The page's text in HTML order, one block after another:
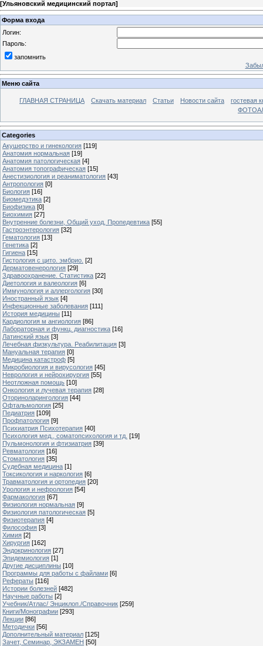
[Ульяновский медицинский портал]
Форма входа
Логин:
Пароль:
запомнить
Меню сайта
ГЛАВНАЯ СТРАНИЦА Скачать материал Статьи Новости сайта
гостевая
Categories
Акушерство и гинекология [119]
Анатомия нормальная [19]
Анатомия патологическая [4]
Анатомия топографическая [15]
Анестизиология и реаниматология [43]
Антропология [0]
Биология [16]
Биомедэтика [2]
Биофизика [0]
Биохимия [27]
Внутренние болезни, Общий уход, Пропедевтика [55]
Гастроэнтерология [32]
Гематология [13]
Генетика [2]
Гигиена [15]
Гистология с цито. эмбрио. [2]
Дерматовенерология [29]
Здравоохранение. Статистика [22]
Диетология и валеология [6]
Иммунология и аллергология [30]
Иностранный язык [4]
Инфекционные заболевания [111]
История медицины [11]
Кардиология м ангиология [86]
Лабораторная и функц. диагностика [16]
Латинский язык [3]
Лечебная физкультура. Реабилитация [3]
Мануальная терапия [0]
Медицина катастроф [5]
Микробиология и вирусология [45]
Неврология и нейрохирургия [55]
Неотложная помощь [10]
Онкология и лучевая терапия [28]
Оториноларингология [44]
Офтальмология [25]
Педиатрия [109]
Профпатология [9]
Психиатрия Психотерапия [40]
Психология мед., соматопсихология и тд. [19]
Пульмонология и фтизиатрия [39]
Ревматология [16]
Стоматология [35]
Судебная медицина [1]
Токсикология и наркология [6]
Травматология и ортопедия [20]
Урология и нефрология [54]
Фармакология [67]
Физиология нормальная [9]
Физиология патологическая [5]
Физиотерапия [4]
Философия [3]
Химия [2]
Хирургия [162]
Эндокринология [27]
Эпидемиология [1]
Другие дисциплины [10]
Программы для работы с файлами [6]
Рефераты [116]
Истории болезней [482]
Научные работы [2]
Учебник/Атлас/ Энциклоп./Справочник [259]
Книги/Монографии [293]
Лекции [86]
Методички [56]
Дополнительный материал [125]
Зачет, Семинар, ЭКЗАМЕН [50]